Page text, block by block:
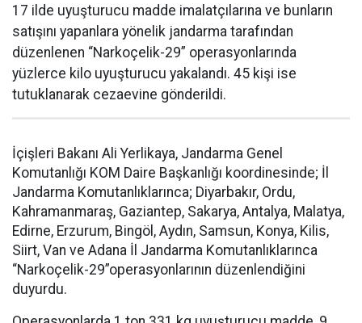
17 ilde uyuşturucu madde imalatçılarına ve bunların
satışını yapanlara yönelik jandarma tarafından
düzenlenen “Narkoçelik-29” operasyonlarında
yüzlerce kilo uyuşturucu yakalandı. 45 kişi ise
tutuklanarak cezaevine gönderildi.
İçişleri Bakanı Ali Yerlikaya, Jandarma Genel
Komutanlığı KOM Daire Başkanlığı koordinesinde; İl
Jandarma Komutanlıklarınca; Diyarbakır, Ordu,
Kahramanmaraş, Gaziantep, Sakarya, Antalya, Malatya,
Edirne, Erzurum, Bingöl, Aydın, Samsun, Konya, Kilis,
Siirt, Van ve Adana İl Jandarma Komutanlıklarınca
“Narkoçelik-29”operasyonlarının düzenlendiğini
duyurdu.